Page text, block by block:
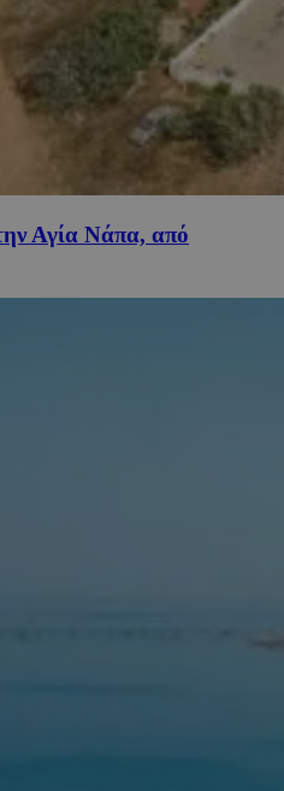
Αγία Νάπα, από